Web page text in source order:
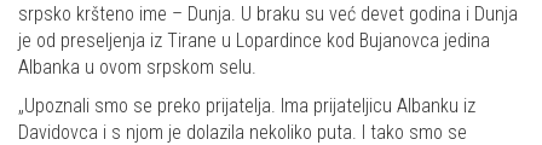
srpsko kršteno ime – Dunja. U braku su već devet godina i Dunja
je od preseljenja iz Tirane u Lopardince kod Bujanovca jedina
Albanka u ovom srpskom selu.
„Upoznali smo se preko prijatelja. Ima prijateljicu Albanku iz
Davidovca i s njom je dolazila nekoliko puta. I tako smo se